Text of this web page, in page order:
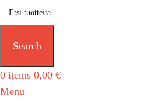
Search
0 items 0,00 €
Menu